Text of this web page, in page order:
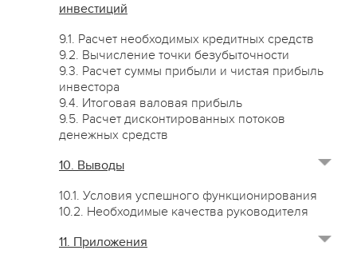
инвестиций
9.1. Расчет необходимых кредитных средств
9.2. Вычисление точки безубыточности
9.3. Расчет суммы прибыли и чистая прибыль
инвестора
9.4. Итоговая валовая прибыль
9.5. Расчет дисконтированных потоков
денежных средств
10. Выводы
10.1. Условия успешного функционирования
10.2. Необходимые качества руководителя
11. Приложения